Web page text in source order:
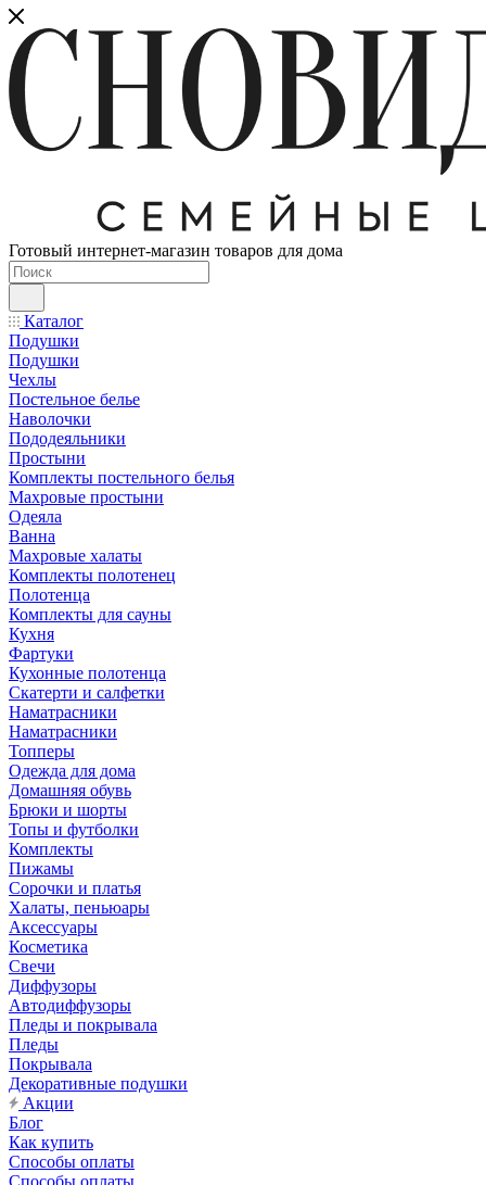
Готовый интернет-магазин товаров для дома
Каталог
Подушки
Подушки
Чехлы
Постельное белье
Наволочки
Пододеяльники
Простыни
Комплекты постельного белья
Махровые простыни
Одеяла
Ванна
Махровые халаты
Комплекты полотенец
Полотенца
Комплекты для сауны
Кухня
Фартуки
Кухонные полотенца
Скатерти и салфетки
Наматрасники
Наматрасники
Топперы
Одежда для дома
Домашняя обувь
Брюки и шорты
Топы и футболки
Комплекты
Пижамы
Сорочки и платья
Халаты, пеньюары
Аксессуары
Косметика
Свечи
Диффузоры
Автодиффузоры
Пледы и покрывала
Пледы
Покрывала
Декоративные подушки
Акции
Блог
Как купить
Способы оплаты
Способы оплаты